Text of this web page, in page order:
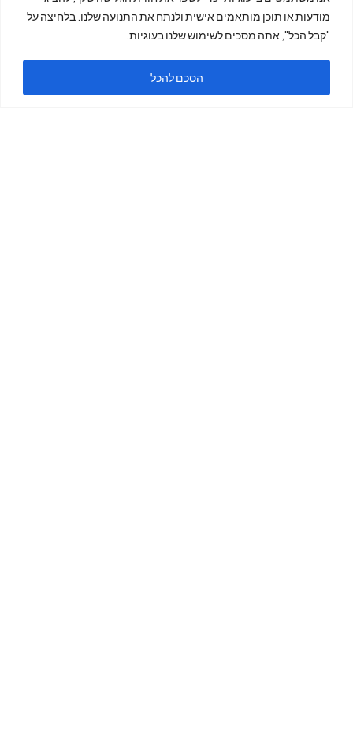
מודעות או תוכן מותאמים אישית ולנתח את התנועה שלנו. בלחיצה על
"קבל הכל", אתה מסכים לשימוש שלנו בעוגיות.
הסכם להכל
ה